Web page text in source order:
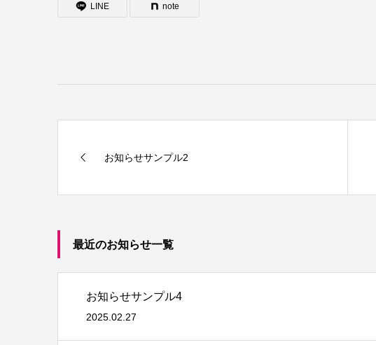
LINE note
お知らせサンプル2
最近のお知らせ一覧
お知らせサンプル4
2025.02.27